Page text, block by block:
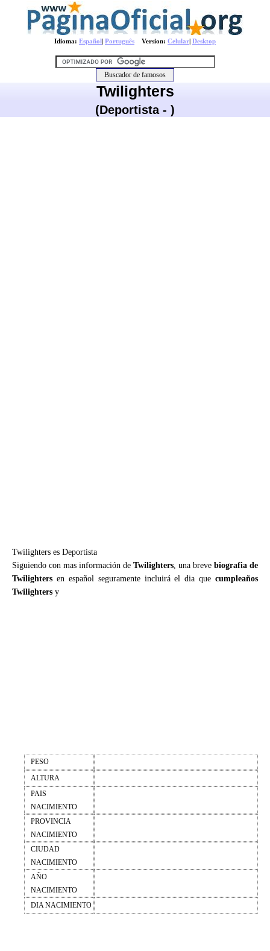
Idioma: Español| Português Version: Celular| Desktop
Twilighters
(Deportista - )
Twilighters es Deportista
Siguiendo con mas información de Twilighters, una breve biografia de
Twilighters en español seguramente incluirá el dia que cumpleaños
Twilighters y
PESO
ALTURA
PAIS
NACIMIENTO
PROVINCIA
NACIMIENTO
CIUDAD
NACIMIENTO
AÑO
NACIMIENTO
DIA NACIMIENTO